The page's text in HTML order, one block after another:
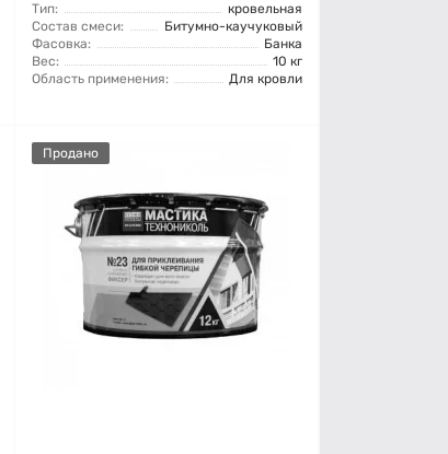
Тип:
кровельная
Состав смеси:
Битумно-каучуковый
Фасовка:
Банка
Вес:
10 кг
Область применения:
Для кровли
Продано